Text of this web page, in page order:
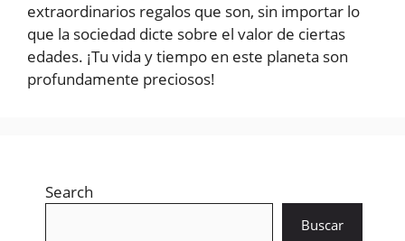
extraordinarios regalos que son, sin importar lo
que la sociedad dicte sobre el valor de ciertas
edades. ¡Tu vida y tiempo en este planeta son
profundamente preciosos!
Search
Buscar